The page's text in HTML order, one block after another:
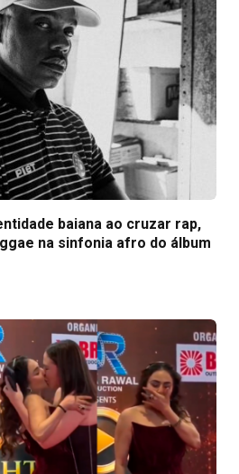
baiana ao cruzar rap,
na sinfonia afro do álbum